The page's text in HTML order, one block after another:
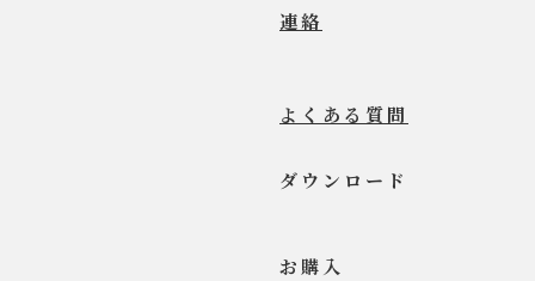
連絡
よくある質問
ダウンロード
お​購入